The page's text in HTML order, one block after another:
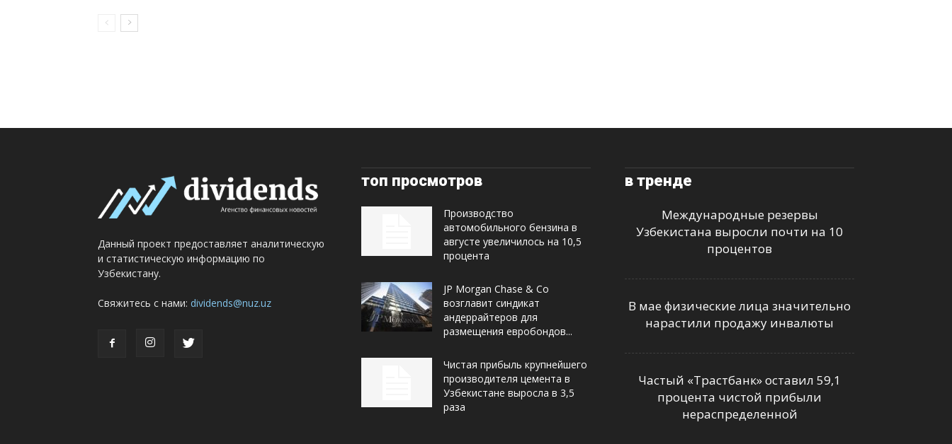
Данный проект предоставляет аналитическую
и статистическую информацию по
Узбекистану.
Свяжитесь с нами: dividends@nuz.uz
топ просмотров
Производство
автомобильного бензина в
августе увеличилось на 10,5
процента
JP Morgan Chase & Co
возглавит синдикат
андеррайтеров для
размещения евробондов...
Чистая прибыль крупнейшего
производителя цемента в
Узбекистане выросла в 3,5
раза
в тренде
Международные резервы
Узбекистана выросли почти на 10
процентов
В мае физические лица значительно
нарастили продажу инвалюты
Частый «Трастбанк» оставил 59,1
процента чистой прибыли
нераспределенной